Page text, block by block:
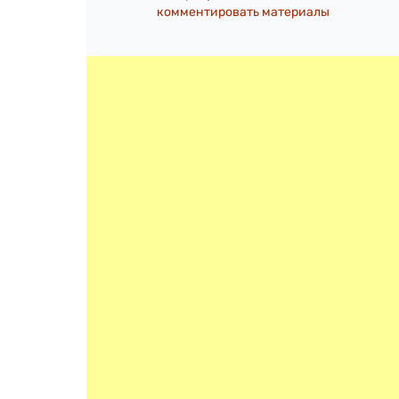
комментировать материалы